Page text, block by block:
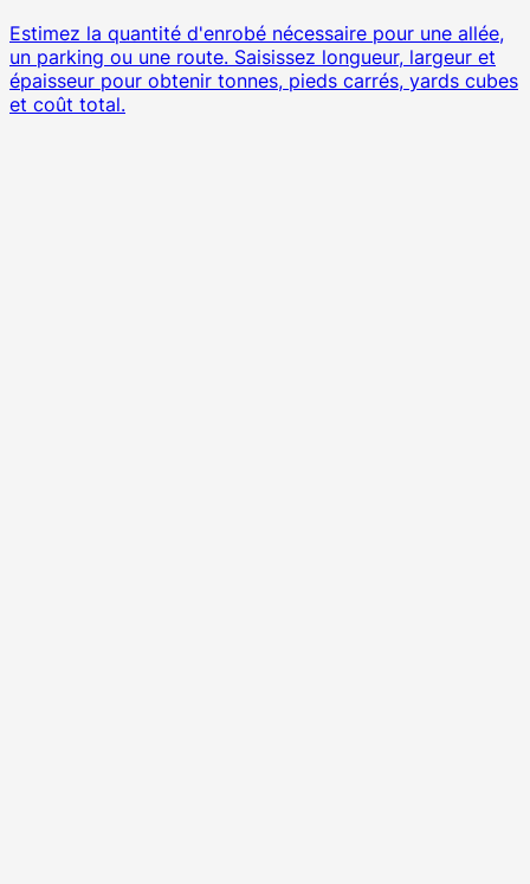
Estimez la quantité d'enrobé nécessaire pour une allée,
un parking ou une route. Saisissez longueur, largeur et
épaisseur pour obtenir tonnes, pieds carrés, yards cubes
et coût total.